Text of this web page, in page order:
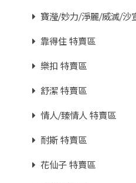
寶瀅/妙力/淨麗/威滅/沙
靠得住 特賣區
樂扣 特賣區
舒潔 特賣區
情人/臻情人 特賣區
耐斯 特賣區
花仙子 特賣區